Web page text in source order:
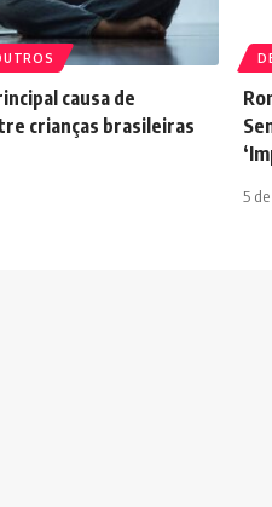
causa de
crianças brasileiras
5